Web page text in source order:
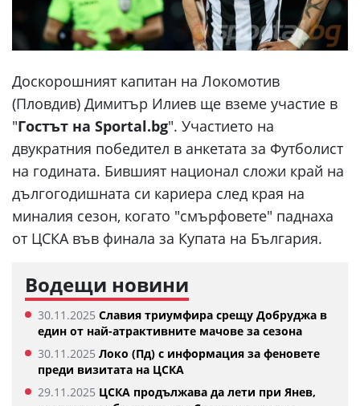
Доскорошният капитан на Локомотив
(Пловдив) Димитър Илиев ще вземе участие в
"Гостът на Sportal.bg". Участието на
двукратния победител в анкетата за Футболист
на годината. Бившият национал сложи край на
дългогодишната си кариера след края на
миналия сезон, когато "смърфовете" паднаха
от ЦСКА във финала за Купата на България.
Водещи новини
30.11.2025 Славия триумфира срещу Добруджа в
един от най-атрактивните мачове за сезона
30.11.2025 Локо (Пд) с информация за феновете
преди визитата на ЦСКА
29.11.2025 ЦСКА продължава да лети при Янев,